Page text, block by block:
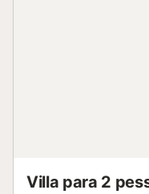
Villa para 2